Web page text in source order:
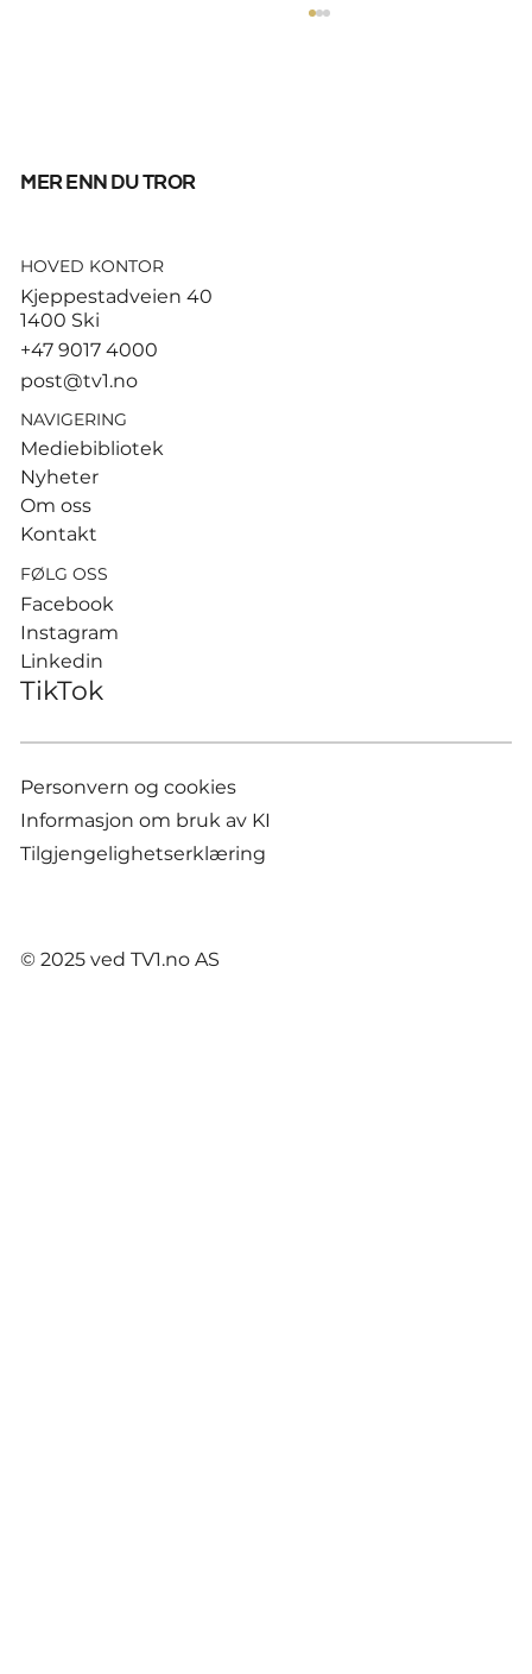
God start for de norske
Hamburg
mer enn du tror
HOVED KONTOR
Kjeppestadveien 40
1400 Ski
+47 9017 4000
post@tv1.no
NAVIGERING
Mediebibliotek
Nyheter
Om oss
Kontakt
FØLG OSS
Facebook
Instagram
Linkedin
TikTok
Personvern og cookies
Informasjon om bruk av KI
Tilgjengelighetserklæring
© 2025 ved TV1.no AS